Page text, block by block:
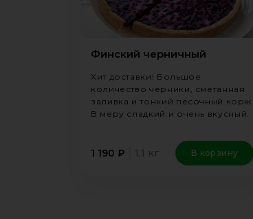
Финский черничный
Хит доставки! Большое
количество черники, сметанная
заливка и тонкий песочный корж.
В меру сладкий и очень вкусный.
1 190 ₽ 1,1 кг В корзину